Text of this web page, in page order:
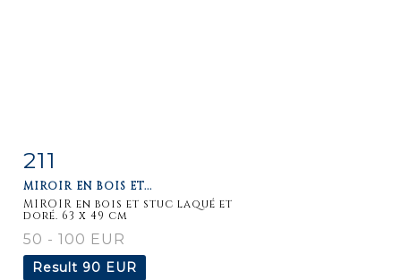
Item detail
211
MIROIR EN BOIS ET...
MIROIR en bois et stuc laqué et
doré. 63 x 49 cm
50 - 100 EUR
Result 90 EUR